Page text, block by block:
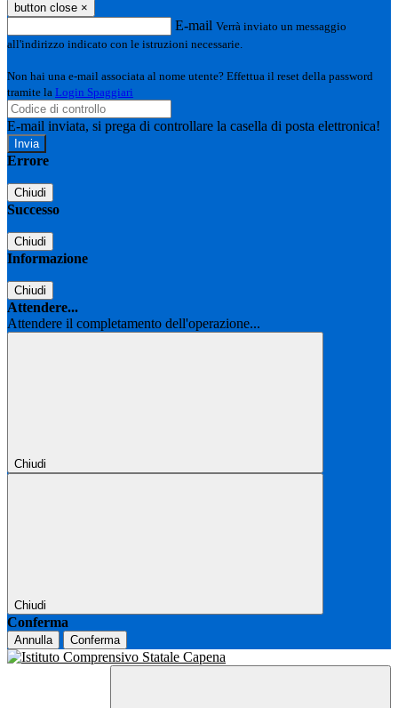
button close ×
E-mail Verrà inviato un messaggio
all'indirizzo indicato con le istruzioni necessarie.
Non hai una e-mail associata al nome utente? Effettua il reset della password
tramite la Login Spaggiari
E-mail inviata, si prega di controllare la casella di posta elettronica!
Errore
Chiudi
Successo
Chiudi
Informazione
Chiudi
Attendere...
Attendere il completamento dell'operazione...
Chiudi
Chiudi
Conferma
Annulla Conferma